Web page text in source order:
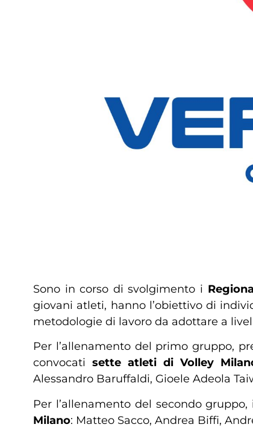
Sono in corso di svolgimento i
giovani atleti, hanno l’obiettivo di
metodologie di lavoro da adottare a
Per l’allenamento del primo gruppo,
convocati sette atleti di Volley
Alessandro Baruffaldi, Gioele Adeola
Per l’allenamento del secondo
Milano: Matteo Sacco, Andrea Biffi,